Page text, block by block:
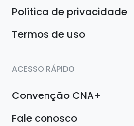
Política de privacidade
Termos de uso
ACESSO RÁPIDO
Convenção CNA+
Fale conosco